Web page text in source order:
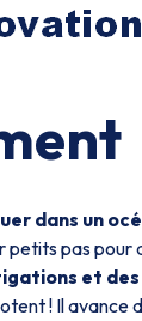
dans un
pas
et
! Il avance